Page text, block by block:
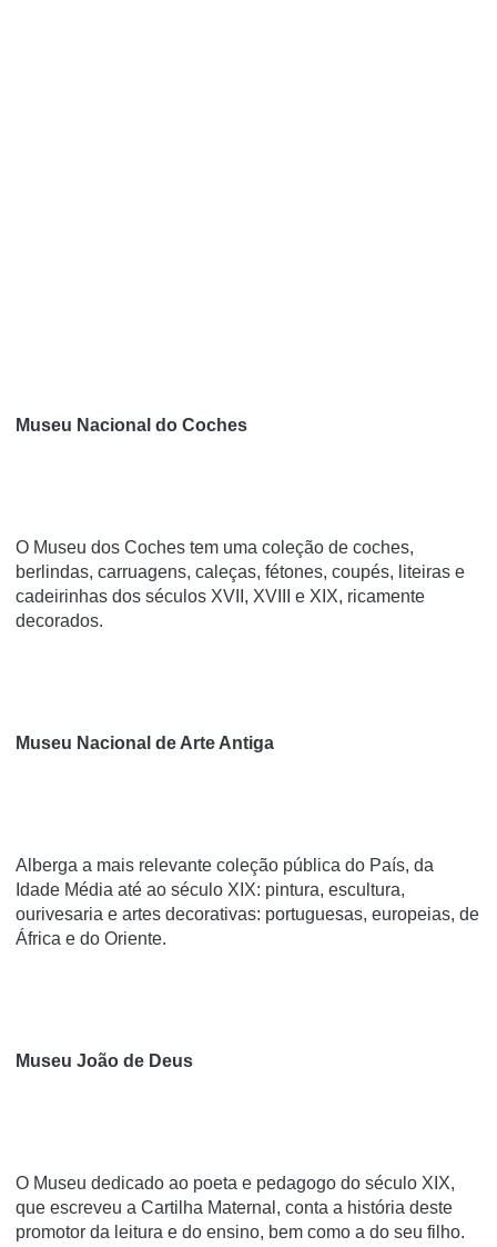
Museu Nacional do Coches
O Museu dos Coches tem uma coleção de coches,
berlindas, carruagens, caleças, fétones, coupés, liteiras e
cadeirinhas dos séculos XVII, XVIII e XIX, ricamente
decorados.
Museu Nacional de Arte Antiga
Alberga a mais relevante coleção pública do País, da
Idade Média até ao século XIX: pintura, escultura,
ourivesaria e artes decorativas: portuguesas, europeias, de
África e do Oriente.
Museu João de Deus
O Museu dedicado ao poeta e pedagogo do século XIX,
que escreveu a Cartilha Maternal, conta a história deste
promotor da leitura e do ensino, bem como a do seu filho.